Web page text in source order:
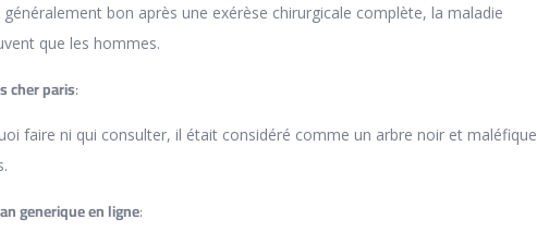
bon après une exérèse chirurgicale complète, la maladie
que les hommes.
cher paris:
faire ni qui consulter, il était considéré comme un arbre noir et maléfique
generique en ligne: